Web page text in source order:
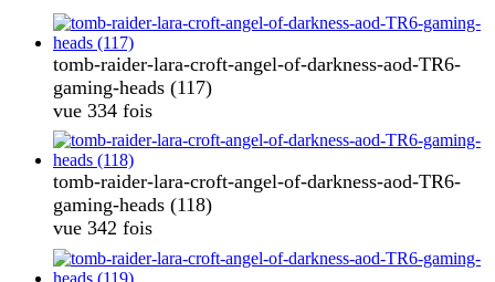
tomb-raider-lara-croft-angel-of-darkness-aod-TR6-
gaming-heads (117)
vue 334 fois
tomb-raider-lara-croft-angel-of-darkness-aod-TR6-
gaming-heads (118)
vue 342 fois